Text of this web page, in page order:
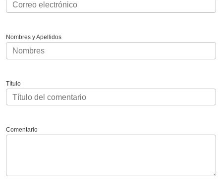
Nombres y Apellidos
Título
Comentario